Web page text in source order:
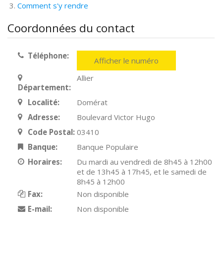
Comment s'y rendre
Coordonnées du contact
Téléphone: Afficher le numéro
Département:
Allier
Localité:
Domérat
Adresse:
Boulevard Victor Hugo
Code Postal: 03410
Banque:
Banque Populaire
Horaires:
Du mardi au vendredi de 8h45 à 12h00
et de 13h45 à 17h45, et le samedi de
8h45 à 12h00
Fax:
Non disponible
E-mail:
Non disponible